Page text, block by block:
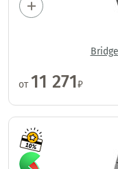
от11 271₽